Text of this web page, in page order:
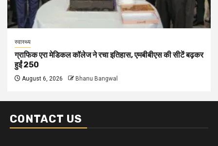
स्वास्थ्य
ग्राफिक एरा मेडिकल कॉलेज ने रचा इतिहास, एमबीबीएस की सीटें बढ़कर
हुईं 250
August 6, 2026 Bhanu Bangwal
CONTACT US